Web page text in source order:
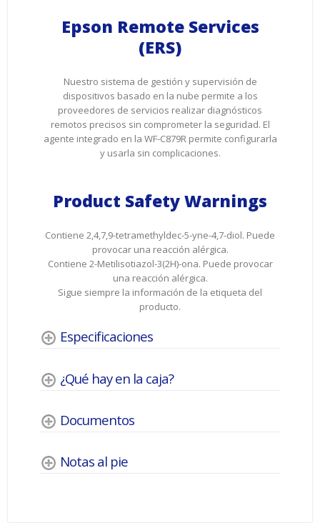
Epson Remote Services
(ERS)
Nuestro sistema de gestión y supervisión de
dispositivos basado en la nube permite a los
proveedores de servicios realizar diagnósticos
remotos precisos sin comprometer la seguridad. El
agente integrado en la WF-C879R permite configurarla
y usarla sin complicaciones.
Product Safety Warnings
Contiene 2,4,7,9-tetramethyldec-5-yne-4,7-diol. Puede
provocar una reacción alérgica.
Contiene 2-Metilisotiazol-3(2H)-ona. Puede provocar
una reacción alérgica.
Sigue siempre la información de la etiqueta del
producto.
Especificaciones
¿Qué hay en la caja?
Documentos
Notas al pie